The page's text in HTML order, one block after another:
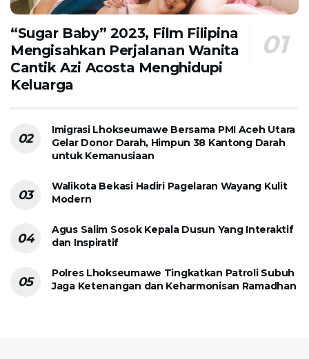
“Sugar Baby” 2023, Film Filipina
Mengisahkan Perjalanan Wanita
Cantik Azi Acosta Menghidupi
Keluarga
Imigrasi Lhokseumawe Bersama PMI Aceh Utara
Gelar Donor Darah, Himpun 38 Kantong Darah
untuk Kemanusiaan
Walikota Bekasi Hadiri Pagelaran Wayang Kulit
Modern
Agus Salim Sosok Kepala Dusun Yang Interaktif
dan Inspiratif
Polres Lhokseumawe Tingkatkan Patroli Subuh
Jaga Ketenangan dan Keharmonisan Ramadhan